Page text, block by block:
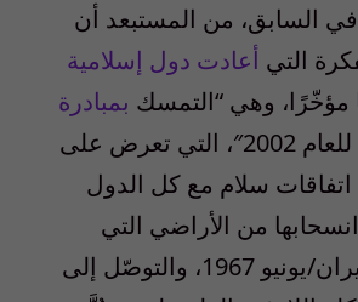
في السابق، من المستبعد أن
التي أعادت دول إسلامية
مؤخّرًا، وهي “التمسك بمبادرة
للعام 2002″، التي تعرض على
اتفاقات سلام مع كل الدول
من الأراضي التي
يونيو 1967، والتوصّل إلى